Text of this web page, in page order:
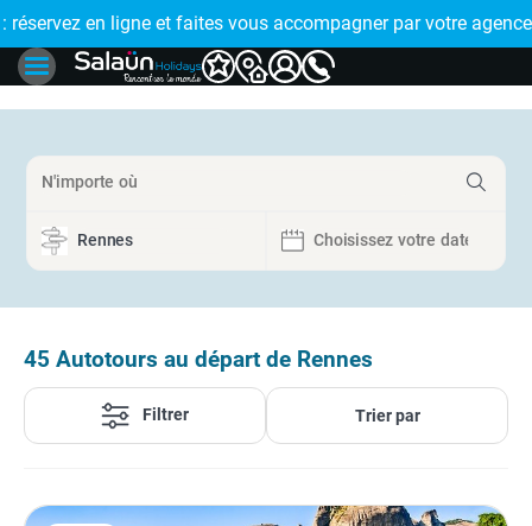
accompagner par votre agence de proximité
🤩 PAIEMENT EN PLUSIEURS FOIS :
45 Autotours au départ de Rennes
Filtrer Trier par